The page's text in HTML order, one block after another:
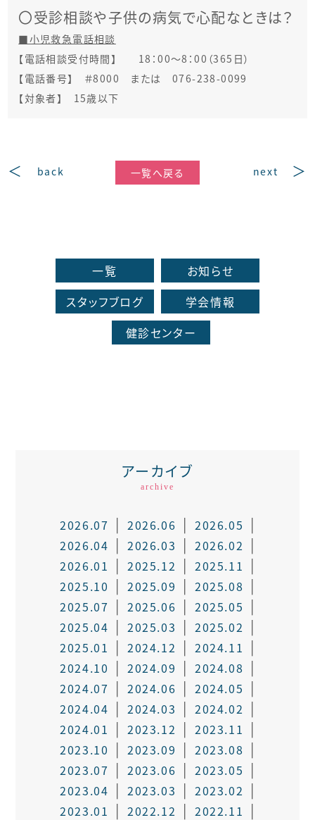
〇受診相談や子供の病気で心配なときは？
■小児救急電話相談
【電話相談受付時間】 18：00～8：00（365日）
【電話番号】 ＃8000 または 076-238-0099
【対象者】 15歳以下
back 一覧へ戻る next
一覧
お知らせ
スタッフブログ
学会情報
健診センター
アーカイブ
archive
2026.07 2026.06
2026.05
2026.04
2026.03
2026.02
2026.01
2025.12
2025.11
2025.10
2025.09
2025.08
2025.07
2025.06
2025.05
2025.04
2025.03
2025.02
2025.01
2024.12
2024.11
2024.10
2024.09
2024.08
2024.07
2024.06
2024.05
2024.04
2024.03
2024.02
2024.01
2023.12
2023.11
2023.10
2023.09
2023.08
2023.07
2023.06
2023.05
2023.04
2023.03
2023.02
2023.01
2022.12
2022.11